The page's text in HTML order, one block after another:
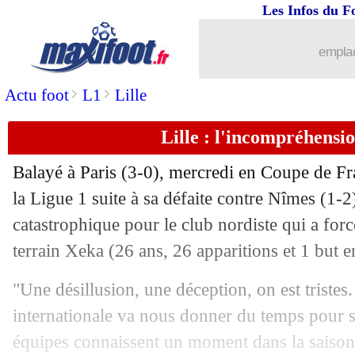
Actu foot> L1 > Lille
Les Infos du
Lille :
Balayé à Paris (3-0), mercredi en Coupe de
la Ligue 1 suite à sa défaite contre Nîmes (1-
catastrophique pour le club nordiste qui a
terrain Xeka (26 ans, 26 apparitions et 1 but
"Une désillusion, une déception, on est
internationale va nous donner du temps pour
équipes connaissent un moment dans la
: l'inquiétude de Pirlo
22/03 Chelsea: Tuchel sent son équipe
22/03 Lorient: Laurienté, Kombouaré a
22/03 PSG: Leonardo agacé pour les
22/03 M'Gladbach : Xabi Alonso pour
22/03 Médias: Alexandre Ruiz va quitter
Bayern: Hernandez et Sarr victimes